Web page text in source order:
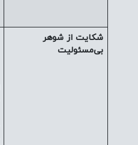
شکایت از شوهر
بی‌مسئولیت